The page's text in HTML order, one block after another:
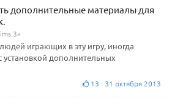
дополнительные материалы для
3»
играющих в эту игру, иногда
дополнительных
13 31 октября 2013